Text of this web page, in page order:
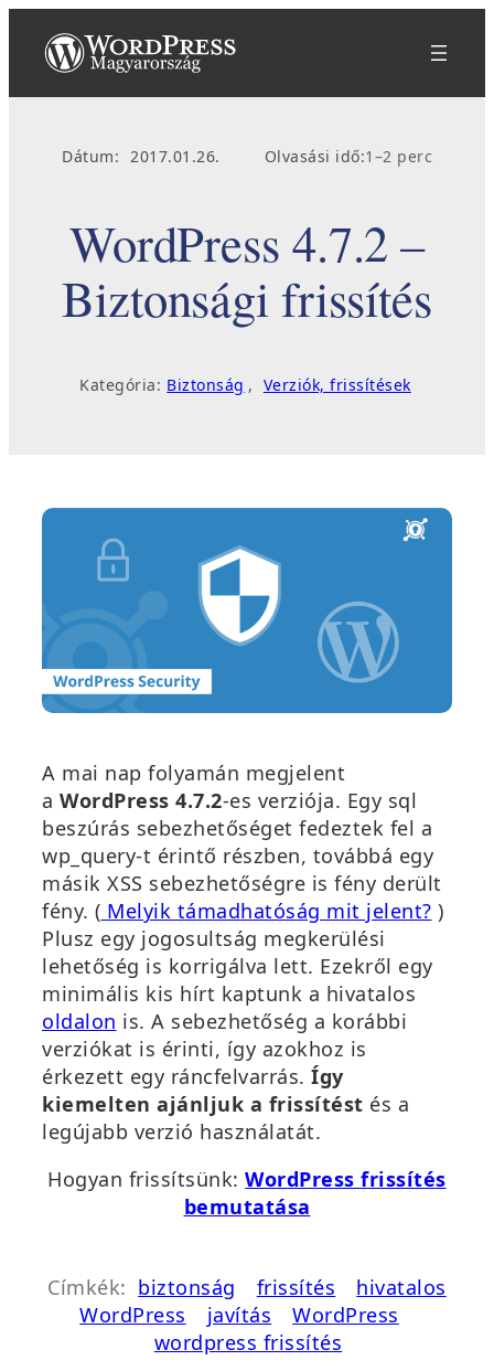
tartalomhoz
Dátum: 2017.01.26. Olvasási idő:1–2 perc
WordPress 4.7.2 –
Biztonsági frissítés
Kategória: Biztonság , Verziók, frissítések
A mai nap folyamán megjelent
a WordPress 4.7.2-es verziója. Egy sql
beszúrás sebezhetőséget fedeztek fel a
wp_query-t érintő részben, továbbá egy
másik XSS sebezhetőségre is fény derült
fény. ( Melyik támadhatóság mit jelent? )
Plusz egy jogosultság megkerülési
lehetőség is korrigálva lett. Ezekről egy
minimális kis hírt kaptunk a hivatalos
oldalon is. A sebezhetőség a korábbi
verziókat is érinti, így azokhoz is
érkezett egy ráncfelvarrás. Így
kiemelten ajánljuk a frissítést és a
legújabb verzió használatát.
Hogyan frissítsünk:WordPress frissítés
bemutatása
Címkék: biztonság frissítés
hivatalos
WordPress
javítás
WordPress
wordpress frissítés